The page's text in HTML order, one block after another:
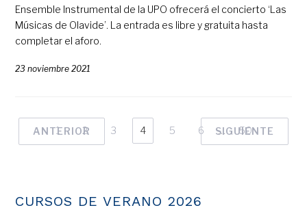
Ensemble Instrumental de la UPO ofrecerá el concierto ‘Las
Músicas de Olavide’. La entrada es libre y gratuita hasta
completar el aforo.
23 noviembre 2021
ANTERIOR
1 2 3 4 5 6 … 50
SIGUIENTE
CURSOS DE VERANO 2026